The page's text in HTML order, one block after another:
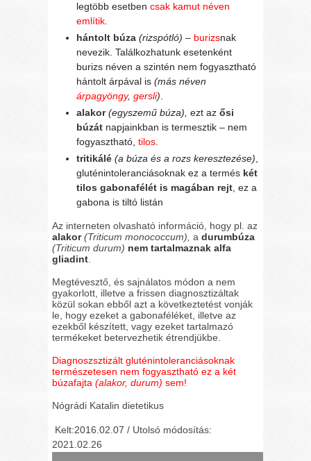
legtöbb esetbencsak kamut néven
említik.
hántolt búza (rizspótló) – burizsnak
nevezik. Találkozhatunk esetenként
burizs néven a szintén nem fogyasztható
hántolt árpával is(más néven
árpagyöngy,gersli).
alakor (egyszemű búza), ezt azősi
búzát napjainkban is termesztik – nem
fogyasztható,tilos.
tritikálé (a búza és a rozs keresztezése),
gluténintoleranciásoknak ez a termés két
tilos gabonafélét is magában rejt, ez a
gabona is tiltó listán
Az interneten olvasható információ, hogy pl. az
alakor (Triticum monococcum), adurumbúza
(Triticum durum) nem tartalmaznak alfa
gliadint.
Megtévesztő, és sajnálatos módon a nem
gyakorlott, illetve a frissen diagnosztizáltak
közül sokan ebből azt a következtetést vonják
le, hogy ezeket a gabonaféléket, illetve az
ezekből készített, vagy ezeket tartalmazó
termékeket betervezhetik étrendjükbe.
Diagnoszsztizált gluténintoleranciásoknak
természetesen nem fogyasztható ez a két
búzafajta(alakor, durum) sem!
Nógrádi Katalin dietetikus
Kelt:2016.02.07 / Utolsó módosítás:
2021.02.26